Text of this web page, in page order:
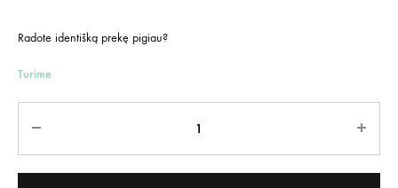
Radote identišką prekę pigiau?
Turime